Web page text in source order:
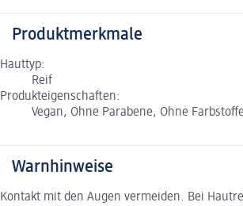
Produktmerkmale
Hauttyp:
Reif
Produkteigenschaften:
Vegan, Ohne Parabene, Ohne
Warnhinweise
Kontakt mit den Augen vermeiden. Bei